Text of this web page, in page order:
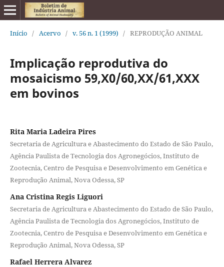
Início / Acervo / v. 56 n. 1 (1999) / REPRODUÇÃO ANIMAL
Implicação reprodutiva do
mosaicismo 59,X0/60,XX/61,XXX
em bovinos
Rita Maria Ladeira Pires
Secretaria de Agricultura e Abastecimento do Estado de São Paulo,
Agência Paulista de Tecnologia dos Agronegócios, Instituto de
Zootecnia, Centro de Pesquisa e Desenvolvimento em Genética e
Reprodução Animal, Nova Odessa, SP
Ana Cristina Regis Liguori
Secretaria de Agricultura e Abastecimento do Estado de São Paulo,
Agência Paulista de Tecnologia dos Agronegócios, Instituto de
Zootecnia, Centro de Pesquisa e Desenvolvimento em Genética e
Reprodução Animal, Nova Odessa, SP
Rafael Herrera Alvarez